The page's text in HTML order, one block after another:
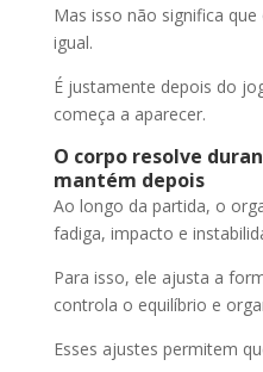
Mas isso não significa
igual.
É justamente depois do
começa a aparecer.
O corpo resolve
mantém depois
Ao longo da partida, o
fadiga, impacto e
Para isso, ele ajusta a
controla o equilíbrio e
Esses ajustes permitem